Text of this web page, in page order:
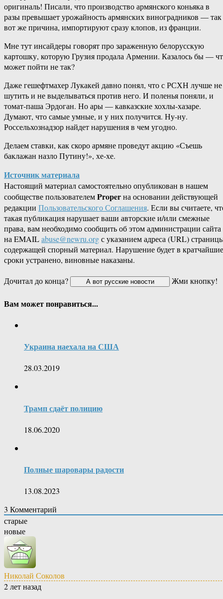
оригиналь! Писали, что производство армянского коньяка в
разы превышает урожайность армянских виноградников — так
вот же причина, импортируют сразу клопов, из франции.
Мне тут инсайдеры говорят про зараженную белорусскую
картошку, которую Грузия продала Армении. Казалось бы —
может пойти не так?
Даже гешефтмахер Лукакей давно понял, что с РСХН лучше не
шутить и не выделываться против него. И поленья поняли, и
томат-паша Эрдоган. Но ары — кавказские хохлы-хазаре.
Думают, что самые умные, и у них получится. Ну-ну.
Россельхознадзор найдет нарушения в чем угодно.
Делаем ставки, как скоро армяне проведут акцию «Съешь
баклажан назло Путину!», хе-хе.
Источник материала
Настоящий материал самостоятельно опубликован в нашем
сообществе пользователемProperна основании действующей
редакции Пользовательского Соглашения. Если вы считаете,
такая публикация нарушает ваши авторские и/или смежные
права, вам необходимо сообщить об этом администрации сайта
на EMAILabuse@newru.orgс указанием адреса (URL)
содержащей спорный материал. Нарушение будет в кратчайшие
сроки устранено, виновные наказаны.
Дочитал до конца?
Жми кнопку!
Вам может понравиться...
Украина наехала на США
28.03.2019
Трамп сдаёт полицию
18.06.2020
Полные шаровары радости
13.08.2023
3 Комментарий
старые
новые
Николай Соколов
2 лет назад